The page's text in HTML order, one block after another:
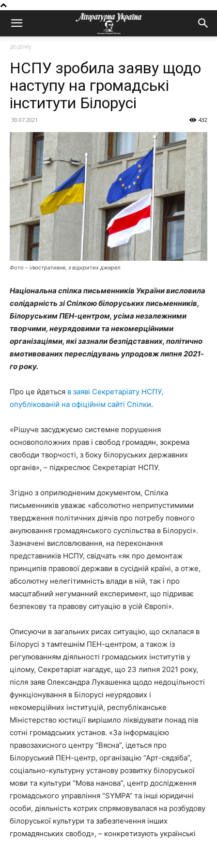
додому
НСПУ зробила заяву щодо
наступу на громадські
інститути Білорусі
30.07.2021 432
Фото – ілюстративне, з відкритих джерел
Національна спілка письменників України висловила
солідарність зі Спілкою білоруських письменників,
Білоруським ПЕН-центром, усіма незалежними
творчими, неурядовими та некомерційними
організаціями, які зазнали безпідставних, політично
вмотивованих переслідувань упродовж липня 2021-
го року.
Про це йдеться в заяві Секретаріату НСПУ,
опублікованій на офіційнім сайті Спілки.
«Рішуче засуджуємо системне порушення
основоположних прав і свобод громадян, зокрема
свободи творчості, з боку білоруських державних
органів», – підкреслює Секретаріат НСПУ.
Згідно з оприлюдненим документом, Спілка
письменників уважає «абсолютно неприпустимими
твердження політичних діячів про потребу повного
анулювання громадянського суспільства в Білорусі».
Зазначені висловлювання, на переконання
представників НСПУ, свідчать «як про демонтаж
принципів правової держави в сусідній країні, а отже,
абсолютну нелегітимність влади в ній, так і про
масштабний негуманний експеримент, що підриває
безпекову та правову ситуацію в усій Європі».
Описуючи в загальних рисах ситуацію, що склалася в
Білорусі з тамтешнім ПЕН-центром, а також із
регулюванням діяльності громадських інститутів у
цілому, Секретаріат нагадує, що 23 липня 2021 року,
після заяв Олександра Лукашенка щодо недоцільності
функціонування в Білорусі неурядових і
некомерційних інституцій, республіканське
Міністерство юстиції вирішило ліквідувати понад пів
сотні громадських установ. «За інформацією
правозахисного центру “Вясна”, ідеться про
Білоруський ПЕН-центр, організацію “Арт-сядзіба”,
соціально-культурну установу розвитку білоруської
мови та культури “Мова нанова”, центр дослідження
громадського управління “SYMPA” та інші юридичні
особи, діяльність котрих спрямовувалася на розбудову
білоруської культури та забезпечення інших
громадянських свобод», – конкретизують українські